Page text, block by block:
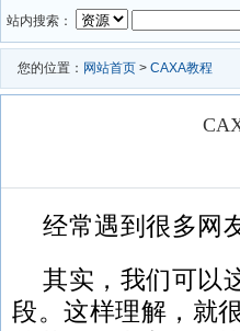
Inventor教程 Ansys教程
站内搜索：
您的位置： 网站首页 > CAXA教程
经常遇到很多网
其实，我们可以
段。这样理解，就